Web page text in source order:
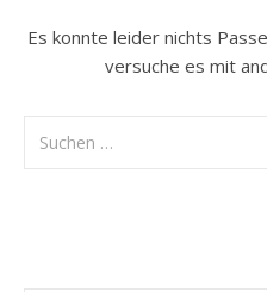
Es konnte leider nichts
versuche es mit